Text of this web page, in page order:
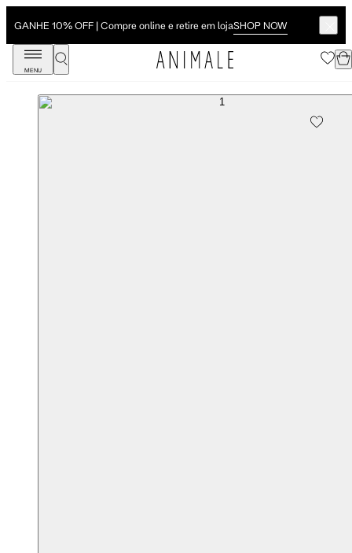
GANHE 10% OFF | Compre online e retire em lojaSHOP NOW
MENU